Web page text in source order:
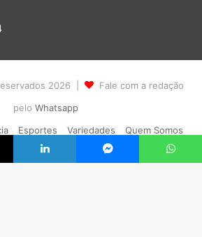
2026 |
Fale com a redação
pelo Whatsapp
Esportes Variedades
Quem Somos
Acesso
Linkedin Messenger WhatsApp